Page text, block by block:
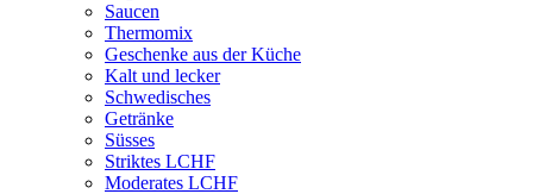
Saucen
Thermomix
Geschenke aus der Küche
Kalt und lecker
Schwedisches
Getränke
Süsses
Striktes LCHF
Moderates LCHF